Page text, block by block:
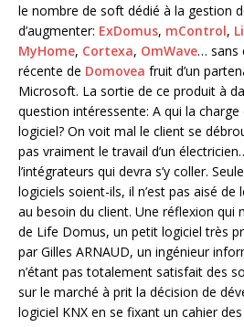
le nombre de soft dédié à la gestion
d’augmenter: ExDomus, mControl,
MyHome, Cortexa, OmWave… sans
récente de Domovea fruit d’un
Microsoft. La sortie de ce produit à
question intéressente: A qui la
logiciel? On voit mal le client se
pas vraiment le travail d’un
l’intégrateurs qui devra s’y coller.
logiciels soient-ils, il n’est pas aisé
au besoin du client. Une réflexion qui
de Life Domus, un petit logiciel très
par Gilles ARNAUD, un ingénieur
n’étant pas totalement satisfait des
sur le marché à prit la décision de
logiciel KNX en se fixant un cahier